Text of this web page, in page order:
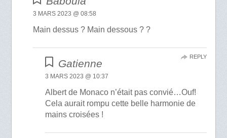
3 MARS 2023 @ 08:58
Main dessus ? Main dessous ? ?
Gatienne
3 MARS 2023 @ 10:37
Albert de Monaco n’était pas convié…Ouf!
Cela aurait rompu cette belle harmonie de
mains croisées !
REPLY